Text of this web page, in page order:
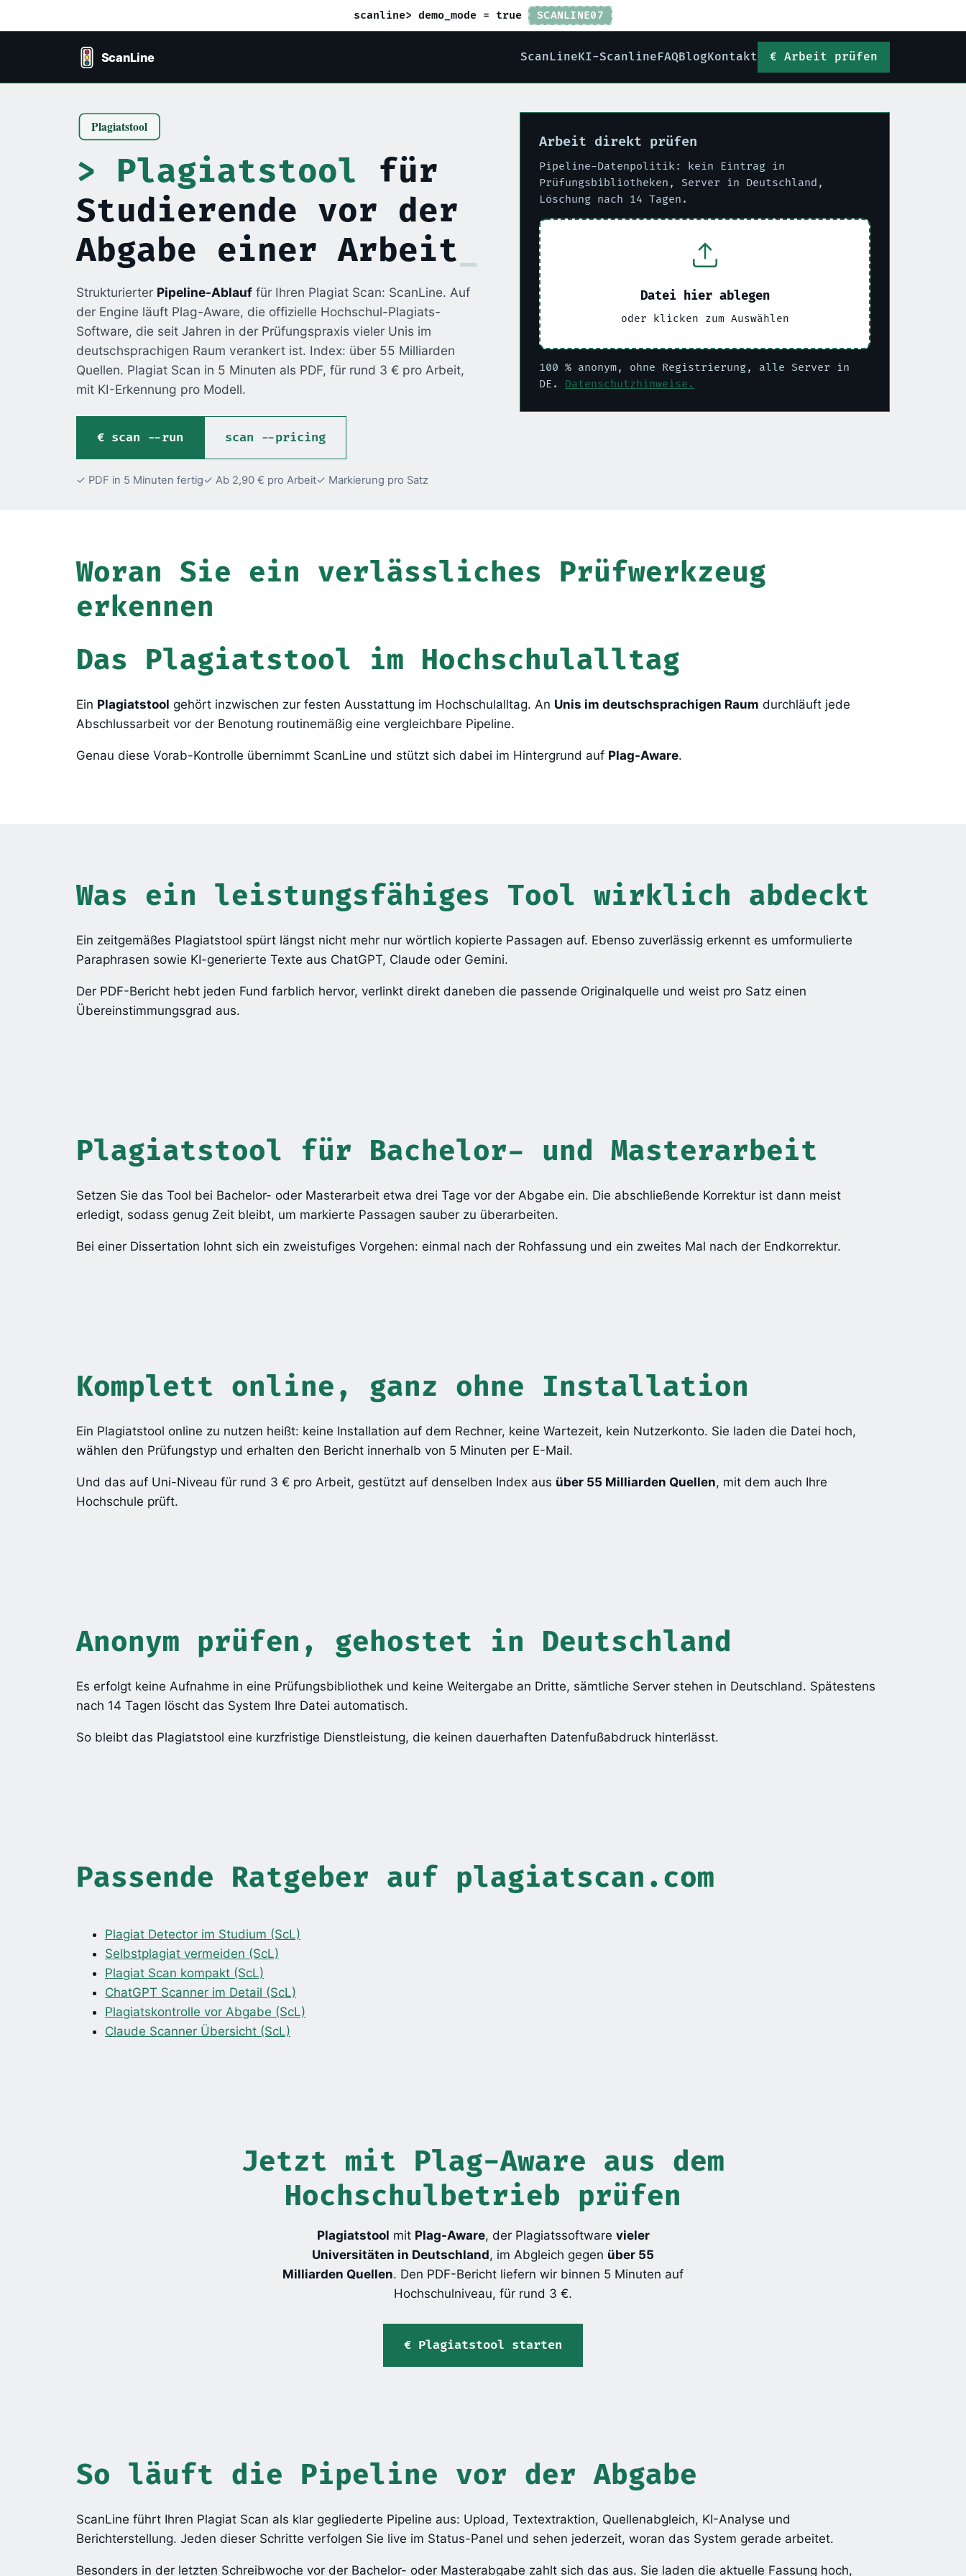
scanline> demo_mode = true SCANLINE07
ScanLineKI-ScanlineFAQBlogKontakt Arbeit prüfen
Plagiatstool für
Studierende vor der
Abgabe einer Arbeit
Strukturierter Pipeline-Ablauf für Ihren Plagiat Scan: ScanLine. Auf
der Engine läuft Plag-Aware, die offizielle Hochschul-Plagiats-
Software, die seit Jahren in der Prüfungspraxis vieler Unis im
deutschsprachigen Raum verankert ist. Index: über 55 Milliarden
Quellen. Plagiat Scan in 5 Minuten als PDF, für rund 3 € pro Arbeit,
mit KI-Erkennung pro Modell.
scan --run scan --pricing
✓ PDF in 5 Minuten fertig✓ Ab 2,90 € pro Arbeit✓ Markierung pro Satz
Arbeit direkt prüfen
Pipeline-Datenpolitik: kein Eintrag in
Prüfungsbibliotheken, Server in Deutschland,
Löschung nach 14 Tagen.
Datei hier ablegen
oder klicken zum Auswählen
100 % anonym, ohne Registrierung, alle Server in
DE. Datenschutzhinweise.
Woran Sie ein verlässliches Prüfwerkzeug
erkennen
Das Plagiatstool im Hochschulalltag
Ein Plagiatstool gehört inzwischen zur festen Ausstattung im Hochschulalltag. An Unis im deutschsprachigen Raum durchläuft jede
Abschlussarbeit vor der Benotung routinemäßig eine vergleichbare Pipeline.
Genau diese Vorab-Kontrolle übernimmt ScanLine und stützt sich dabei im Hintergrund auf Plag-Aware.
Was ein leistungsfähiges Tool wirklich abdeckt
Ein zeitgemäßes Plagiatstool spürt längst nicht mehr nur wörtlich kopierte Passagen auf. Ebenso zuverlässig erkennt es umformulierte
Paraphrasen sowie KI-generierte Texte aus ChatGPT, Claude oder Gemini.
Der PDF-Bericht hebt jeden Fund farblich hervor, verlinkt direkt daneben die passende Originalquelle und weist pro Satz einen
Übereinstimmungsgrad aus.
Plagiatstool für Bachelor- und Masterarbeit
Setzen Sie das Tool bei Bachelor- oder Masterarbeit etwa drei Tage vor der Abgabe ein. Die abschließende Korrektur ist dann meist
erledigt, sodass genug Zeit bleibt, um markierte Passagen sauber zu überarbeiten.
Bei einer Dissertation lohnt sich ein zweistufiges Vorgehen: einmal nach der Rohfassung und ein zweites Mal nach der Endkorrektur.
Komplett online, ganz ohne Installation
Ein Plagiatstool online zu nutzen heißt: keine Installation auf dem Rechner, keine Wartezeit, kein Nutzerkonto. Sie laden die Datei hoch,
wählen den Prüfungstyp und erhalten den Bericht innerhalb von 5 Minuten per E-Mail.
Und das auf Uni-Niveau für rund 3 € pro Arbeit, gestützt auf denselben Index aus über 55 Milliarden Quellen, mit dem auch Ihre
Hochschule prüft.
Anonym prüfen, gehostet in Deutschland
Es erfolgt keine Aufnahme in eine Prüfungsbibliothek und keine Weitergabe an Dritte, sämtliche Server stehen in Deutschland. Spätestens
nach 14 Tagen löscht das System Ihre Datei automatisch.
So bleibt das Plagiatstool eine kurzfristige Dienstleistung, die keinen dauerhaften Datenfußabdruck hinterlässt.
Passende Ratgeber auf plagiatscan.com
Plagiat Detector im Studium (ScL)
Selbstplagiat vermeiden (ScL)
Plagiat Scan kompakt (ScL)
ChatGPT Scanner im Detail (ScL)
Plagiatskontrolle vor Abgabe (ScL)
Claude Scanner Übersicht (ScL)
Jetzt mit Plag-Aware aus dem
Hochschulbetrieb prüfen
Plagiatstool mit Plag-Aware, der Plagiatssoftware vieler
Universitäten in Deutschland, im Abgleich gegen über 55
Milliarden Quellen. Den PDF-Bericht liefern wir binnen 5 Minuten auf
Hochschulniveau, für rund 3 €.
Plagiatstool starten
So läuft die Pipeline vor der Abgabe
ScanLine führt Ihren Plagiat Scan als klar gegliederte Pipeline aus: Upload, Textextraktion, Quellenabgleich, KI-Analyse und
Berichterstellung. Jeden dieser Schritte verfolgen Sie live im Status-Panel und sehen jederzeit, woran das System gerade arbeitet.
Besonders in der letzten Schreibwoche vor der Bachelor- oder Masterabgabe zahlt sich das aus. Sie laden die aktuelle Fassung hoch,